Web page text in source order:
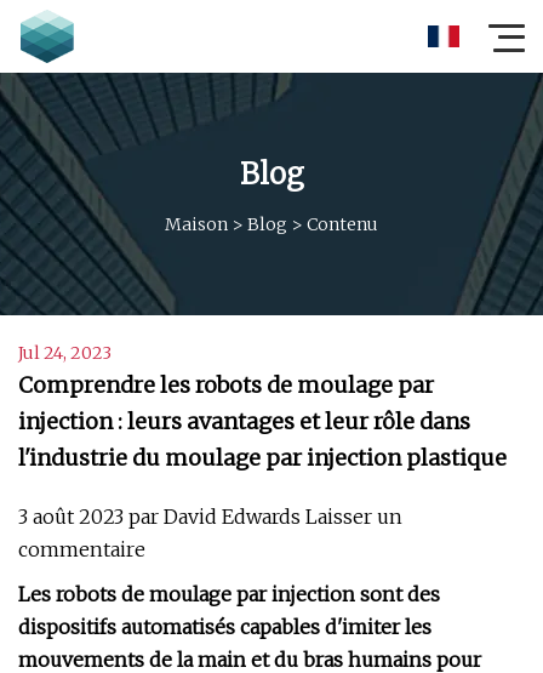
Blog
Maison > Blog > Contenu
Jul 24, 2023
Comprendre les robots de moulage par
injection : leurs avantages et leur rôle dans
l'industrie du moulage par injection plastique
3 août 2023 par David Edwards Laisser un
commentaire
Les robots de moulage par injection sont des
dispositifs automatisés capables d'imiter les
mouvements de la main et du bras humains pour